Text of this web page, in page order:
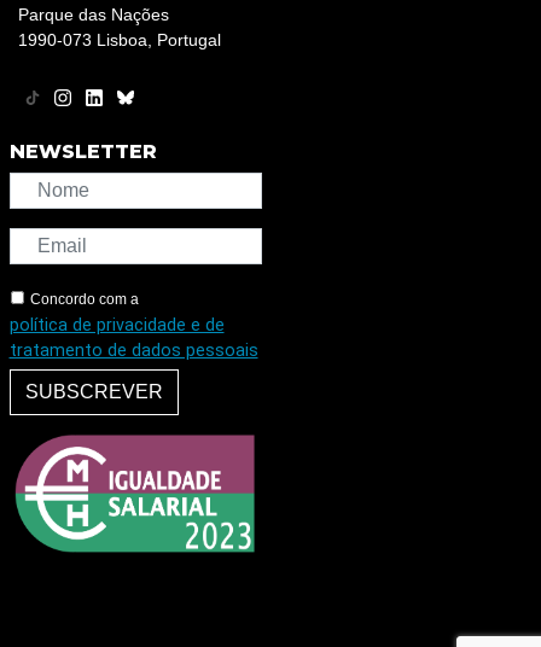
Parque das Nações
1990-073 Lisboa, Portugal
NEWSLETTER
Concordo com a
política de privacidade e de
tratamento de dados pessoais
SUBSCREVER